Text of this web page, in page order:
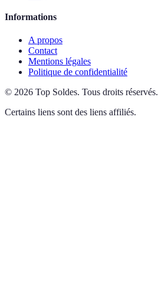
Informations
A propos
Contact
Mentions légales
Politique de confidentialité
© 2026 Top Soldes. Tous droits réservés.
Certains liens sont des liens affiliés.